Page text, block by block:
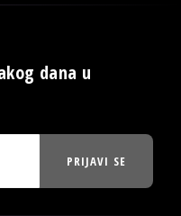
dana u
PRIJAVI SE